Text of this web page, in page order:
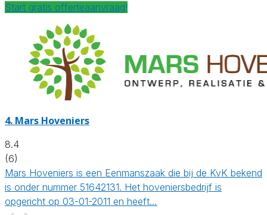
Start gratis offerteaanvraag!
4. Mars Hoveniers
8.4
(6)
Mars Hoveniers is een Eenmanszaak die bij de KvK bekend
is onder nummer 51642131. Het hoveniersbedrijf is
opgericht op 03-01-2011 en heeft…